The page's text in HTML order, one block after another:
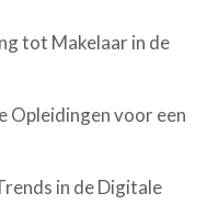
tot Makelaar in de
Opleidingen voor een
in de Digitale